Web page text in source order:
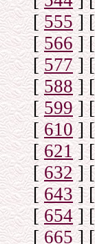
[555]
[566]
[577]
[588]
[599]
[610]
[621]
[632]
[643]
[654]
[665]